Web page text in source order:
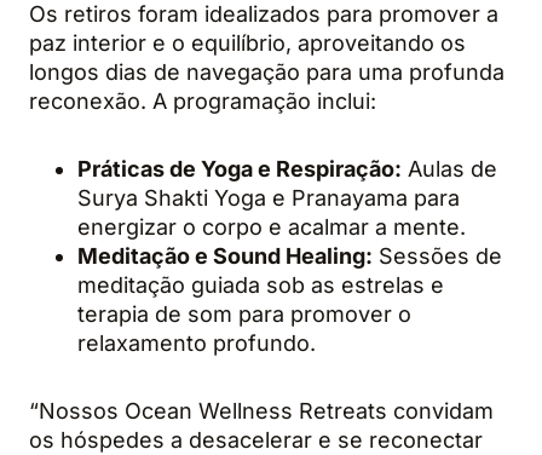
Os retiros foram idealizados para promover a
paz interior e o equilíbrio, aproveitando os
longos dias de navegação para uma profunda
reconexão. A programação inclui:
Práticas de Yoga e Respiração: Aulas de
Surya Shakti Yoga e Pranayama para
energizar o corpo e acalmar a mente.
Meditação e Sound Healing: Sessões de
meditação guiada sob as estrelas e
terapia de som para promover o
relaxamento profundo.
“Nossos Ocean Wellness Retreats convidam
os hóspedes a desacelerar e se reconectar